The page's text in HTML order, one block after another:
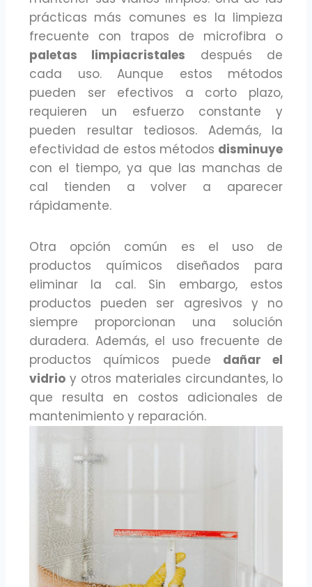
prácticas más comunes es la limpieza
frecuente con trapos de microfibra o
paletas limpiacristales después de
cada uso. Aunque estos métodos
pueden ser efectivos a corto plazo,
requieren un esfuerzo constante y
pueden resultar tediosos. Además, la
efectividad de estos métodos disminuye
con el tiempo, ya que las manchas de
cal tienden a volver a aparecer
rápidamente.
Otra opción común es el uso de
productos químicos diseñados para
eliminar la cal. Sin embargo, estos
productos pueden ser agresivos y no
siempre proporcionan una solución
duradera. Además, el uso frecuente de
productos químicos puede dañar el
vidrio y otros materiales circundantes, lo
que resulta en costos adicionales de
mantenimiento y reparación.